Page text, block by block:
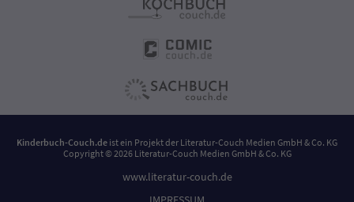
Kinderbuch-Couch.de ist ein Projekt der Literatur-Couch Medien GmbH & Co. KG
Copyright © 2026 Literatur-Couch Medien GmbH & Co. KG
www.literatur-couch.de